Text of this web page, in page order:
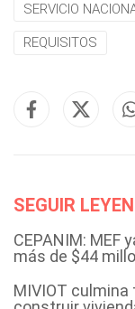
SERVICIO
REQUISITOS
SEGUIR
CEPANIM: MEF
más de $44
MIVIOT